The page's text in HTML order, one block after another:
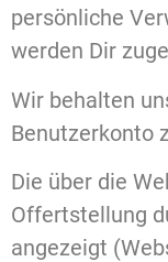
persönliche
werden Dir
Wir behalten
Benutzerkonto
Die über die
Offertstellung
angezeigt